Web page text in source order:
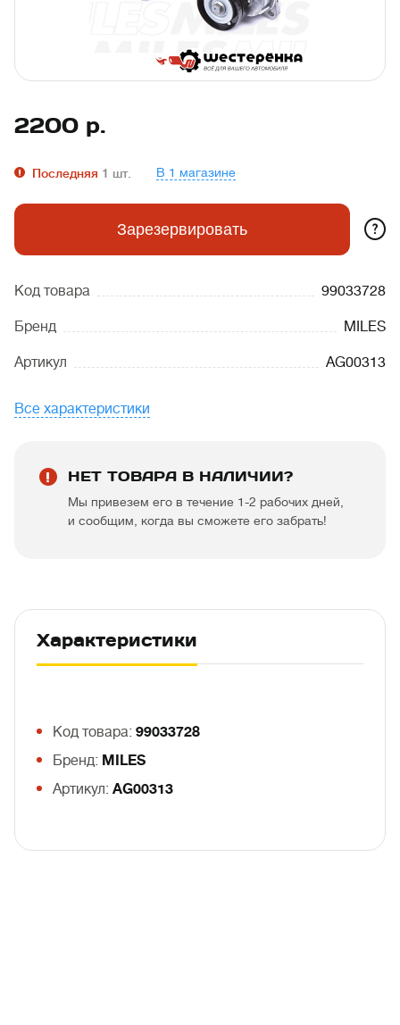
2200 р.
Последняя 1 шт. В 1 магазине
Зарезервировать ?
Код товара 99033728
Бренд MILES
Артикул AG00313
Все характеристики
НЕТ ТОВАРА В НАЛИЧИИ?
Мы привезем его в течение 1-2 рабочих дней,
и сообщим, когда вы сможете его забрать!
Характеристики
Код товара: 99033728
Бренд: MILES
Артикул: AG00313